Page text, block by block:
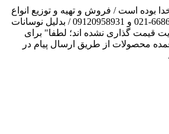
است / فروش و تهیه و توزیع انواع
قطعات الکترونیک 66869746-021 و 09120958931 / بدلیل نوسانات
نشده اند؛ لطفا" برای
از طریق ارسال پیام در